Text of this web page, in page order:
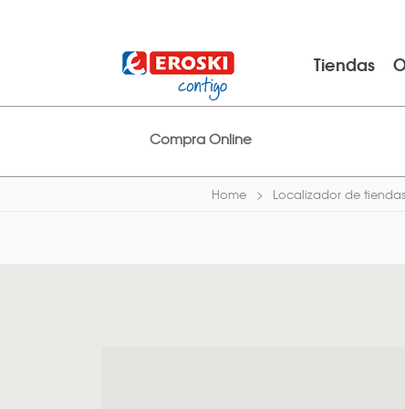
Tiendas
Compra Online
Home Localizador de tiendas